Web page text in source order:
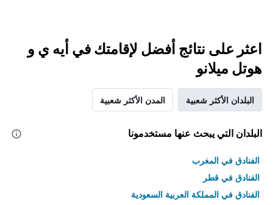
اعثر على نتائج أفضل لإقامتك في أيه ي و
هوتل ميلانو
البلدان الأكثر شعبية المدن الأكثر شعبية
البلدان التي يبحث عنها مستخدمونا
الفنادق في المغرب
الفنادق في قطر
الفنادق في المملكة العربية السعودية